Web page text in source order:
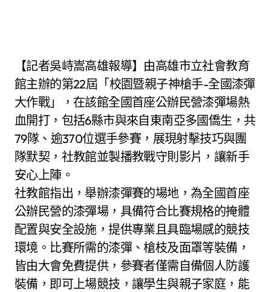
【記者吳峙嵩高雄報導】由高雄市立社會教育
館主辦的第22屆「校園暨親子神槍手-全國漆彈
大作戰」，在該館全國首座公辦民營漆彈場熱
血開打，包括6縣市與來自東南亞多國僑生，共
79隊、逾370位選手參賽，展現射擊技巧與團
隊默契，社教館並製播教戰守則影片，讓新手
安心上陣。
社教館指出，舉辦漆彈賽的場地，為全國首座
公辦民營的漆彈場，具備符合比賽規格的掩體
配置與安全設施，提供專業且具臨場感的競技
環境。比賽所需的漆彈、槍枝及面罩等裝備，
皆由大會免費提供，參賽者僅需自備個人防護
裝備，即可上場競技，讓學生與親子家庭，能